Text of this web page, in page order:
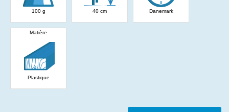
100 g 40 cm Danemark
Matière
Plastique